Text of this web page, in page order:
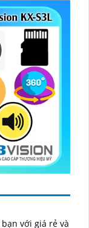
với giá rẻ và